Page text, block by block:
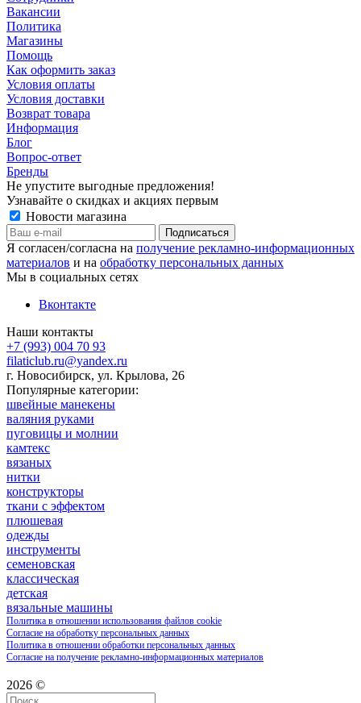
Вакансии
Политика
Магазины
Помощь
Как оформить заказ
Условия оплаты
Условия доставки
Возврат товара
Информация
Блог
Вопрос-ответ
Бренды
Не упустите выгодные предложения!
Узнавайте о скидках и акциях первым
Новости магазина
Я согласен/согласна на получение рекламно-информационных
материалов и на обработку персональных данных
Мы в социальных сетях
Вконтакте
Наши контакты
+7 (993) 004 70 93
filaticlub.ru@yandex.ru
г. Новосибирск, ул. Крылова, 26
Популярные категории:
швейные манекены
валяния руками
пуговицы и молнии
камтекс
вязаных
нитки
конструкторы
ткани с эффектом
плюшевая
одежды
инструменты
семеновская
классическая
детская
вязальные машины
Политика в отношении использования файлов cookie
Согласие на обработку персональных данных
Политика в отношении обработки персональных данных
Согласие на получение рекламно-информационных материалов
2026 ©